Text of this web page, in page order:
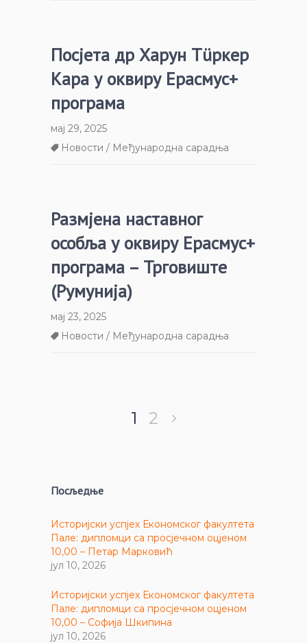
Посјета др Харун Тüркер
Кара у оквиру Ерасмус+
програма
мај 29, 2025
Новости / Међународна сарадња
Размјена наставног
особља у оквиру Ерасмус+
програма – Трговиште
(Румунија)
мај 23, 2025
Новости / Међународна сарадња
1 2
Посљедње
Историјски успјех Економског факултета
Пале: дипломци са просјечном оцјеном
10,00 – Петар Марковић
јул 10, 2026
Историјски успјех Економског факултета
Пале: дипломци са просјечном оцјеном
10,00 – Софија Шкипина
јул 10, 2026